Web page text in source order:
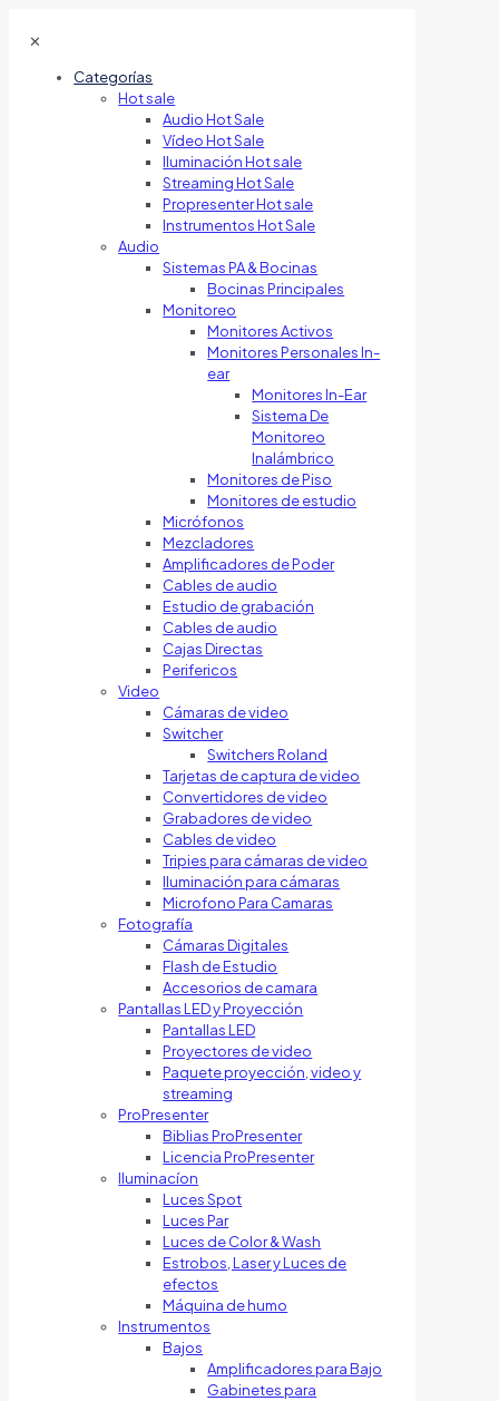
✕
Categorías
Hot sale
Audio Hot Sale
Vídeo Hot Sale
Iluminación Hot sale
Streaming Hot Sale
Propresenter Hot sale
Instrumentos Hot Sale
Audio
Sistemas PA & Bocinas
Bocinas Principales
Monitoreo
Monitores Activos
Monitores Personales In-
ear
Monitores In-Ear
Sistema De
Monitoreo
Inalámbrico
Monitores de Piso
Monitores de estudio
Micrófonos
Mezcladores
Amplificadores de Poder
Cables de audio
Estudio de grabación
Cables de audio
Cajas Directas
Perifericos
Video
Cámaras de video
Switcher
Switchers Roland
Tarjetas de captura de video
Convertidores de video
Grabadores de video
Cables de video
Tripies para cámaras de video
Iluminación para cámaras
Microfono Para Camaras
Fotografía
Cámaras Digitales
Flash de Estudio
Accesorios de camara
Pantallas LED y Proyección
Pantallas LED
Proyectores de video
Paquete proyección, video y
streaming
ProPresenter
Biblias ProPresenter
Licencia ProPresenter
Iluminacíon
Luces Spot
Luces Par
Luces de Color & Wash
Estrobos, Laser y Luces de
efectos
Máquina de humo
Instrumentos
Bajos
Amplificadores para Bajo
Gabinetes para